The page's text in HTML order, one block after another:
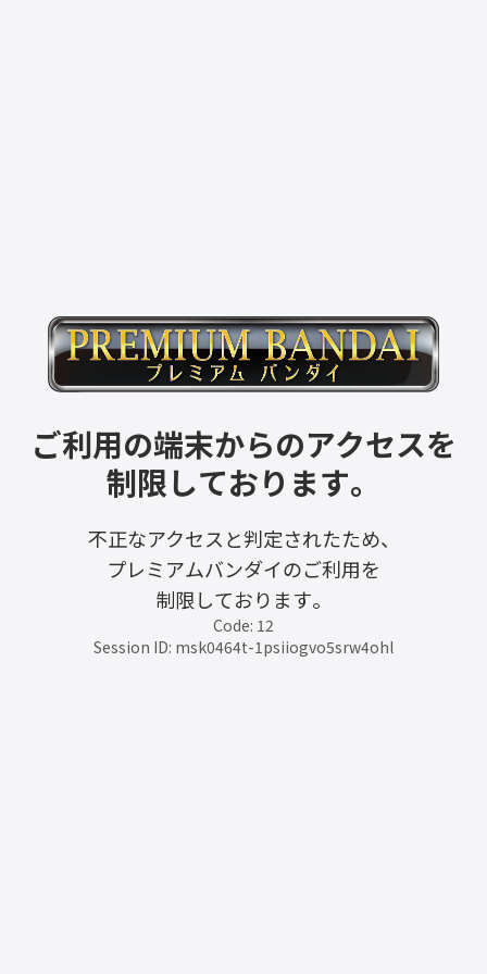
ご利用の端末からのアクセスを
制限しております。
不正なアクセスと判定されたため、
プレミアムバンダイのご利用を
制限しております。
Code: 12
Session ID: msk0464t-1psiiogvo5srw4ohl